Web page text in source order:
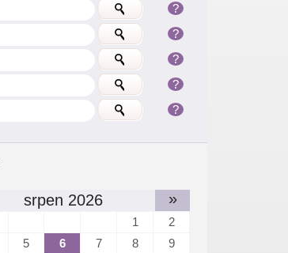
?
?
?
?
?
srpen 2026 »
1
2
5 6 7 8
9